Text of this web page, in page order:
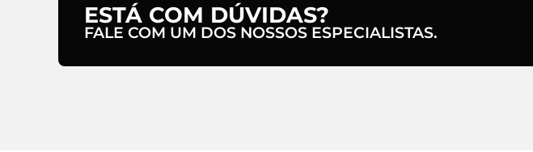
ESTÁ COM DÚVIDAS?
FALE COM UM DOS NOSSOS ESPECIALISTAS.